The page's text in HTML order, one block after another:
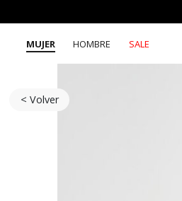
MUJER HOMBRE SALE
< Volver